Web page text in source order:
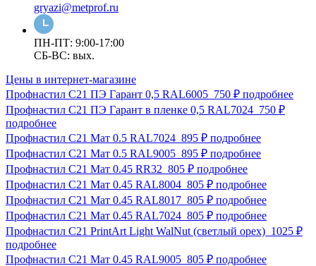
gryazi@metprof.ru
ПН-ПТ: 9:00-17:00
СБ-ВС: вых.
Цены в интернет-магазине
Профнастил С21 ПЭ Гарант 0,5 RAL6005 750 ₽ подробнее
Профнастил С21 ПЭ Гарант в пленке 0,5 RAL7024 750 ₽
подробнее
Профнастил С21 Мат 0.5 RAL7024 895 ₽ подробнее
Профнастил С21 Мат 0.5 RAL9005 895 ₽ подробнее
Профнастил С21 Мат 0.45 RR32 805 ₽ подробнее
Профнастил С21 Мат 0.45 RAL8004 805 ₽ подробнее
Профнастил С21 Мат 0.45 RAL8017 805 ₽ подробнее
Профнастил С21 Мат 0.45 RAL7024 805 ₽ подробнее
Профнастил С21 PrintArt Light WalNut (светлый орех) 1025 ₽
подробнее
Профнастил С21 Мат 0.45 RAL9005 805 ₽ подробнее